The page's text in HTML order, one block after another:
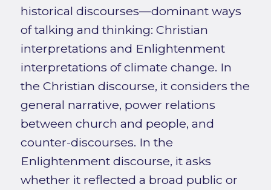
historical discourses—dominant ways
of talking and thinking: Christian
interpretations and Enlightenment
interpretations of climate change. In
the Christian discourse, it considers the
general narrative, power relations
between church and people, and
counter-discourses. In the
Enlightenment discourse, it asks
whether it reflected a broad public or